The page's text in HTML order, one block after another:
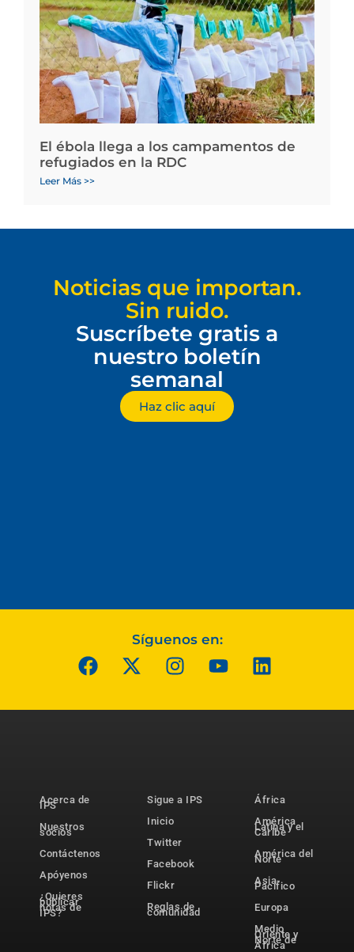
El ébola llega a los campamentos de
refugiados en la RDC
Leer Más >>
Noticias que importan.
Sin ruido.
Suscríbete gratis a
nuestro boletín
semanal
Haz clic aquí
Síguenos en:
Acerca de
IPS
Nuestros
socios
Contáctenos
Apóyenos
¿Quieres
publicar
notas de
IPS?
Sigue a IPS
Inicio
Twitter
Facebook
Flickr
Reglas de
comunidad
África
América
Latina y el
Caribe
América del
Norte
Asia-
Pacífico
Europa
Medio
Oriente y
Norte de
África